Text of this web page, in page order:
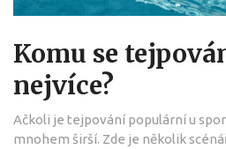
Komu se
nejvíce?
Ačkoli je tejpování populární u
mnohem širší. Zde je několik